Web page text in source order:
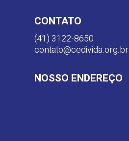
CONTATO
(41) 3122-8650
contato@cedivida.org.br
NOSSO ENDEREÇO